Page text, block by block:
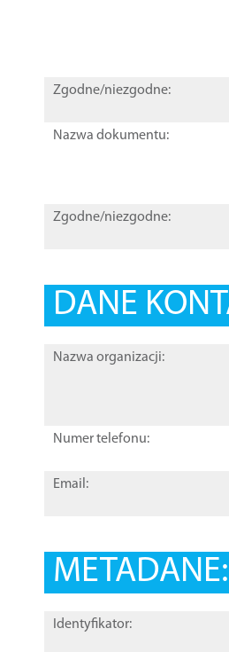
Zgodne/niezgodne:
Nazwa dokumentu:
Zgodne/niezgodne:
DANE
Nazwa organizacji:
Numer telefonu:
Email:
METADANE:
Identyfikator: